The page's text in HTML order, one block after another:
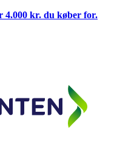
4.000 kr. du køber for.